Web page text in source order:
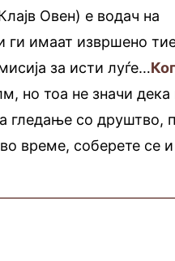
Овен) е водач на
ги имаат извршено
за исти луѓе…
но тоа не значи дека
гледање со друштво,
време, соберете се и